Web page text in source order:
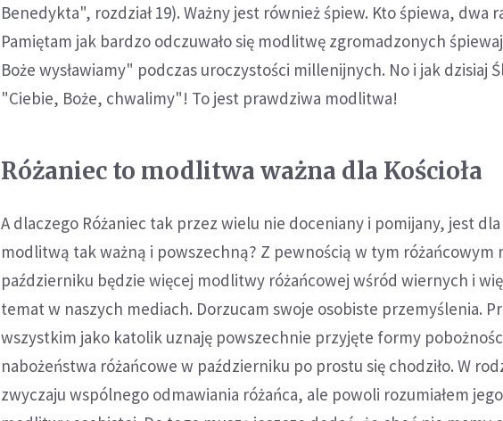
Benedykta", rozdział 19). Ważny jest również śpiew. Kto śpiewa, dwa
Pamiętam jak bardzo odczuwało się modlitwę zgromadzonych
Boże wysławiamy" podczas uroczystości millenijnych. No i jak dzisiaj
"Ciebie, Boże, chwalimy"! To jest prawdziwa modlitwa!
Różaniec to modlitwa ważna dla Kościoła
A dlaczego Różaniec tak przez wielu nie doceniany i pomijany, jest dla
modlitwą tak ważną i powszechną? Z pewnością w tym różańcowym
październiku będzie więcej modlitwy różańcowej wśród wiernych i
temat w naszych mediach. Dorzucam swoje osobiste przemyślenia.
wszystkim jako katolik uznaję powszechnie przyjęte formy
nabożeństwa różańcowe w październiku po prostu się chodziło. W
zwyczaju wspólnego odmawiania różańca, ale powoli rozumiałem